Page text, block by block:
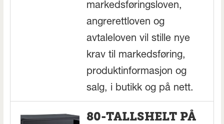
markedsføringsloven,
angrerettloven og
avtaleloven vil stille nye
krav til markedsføring,
produktinformasjon og
salg, i butikk og på nett.
80-TALLSHELT PÅ